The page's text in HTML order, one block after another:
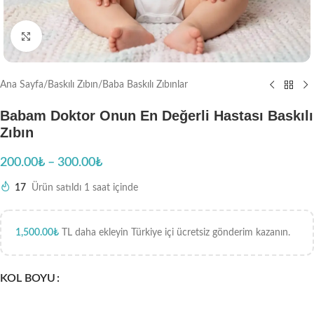
Büyütmek için tıklayın
Ana Sayfa/ Baskılı Zıbın/ Baba Baskılı Zıbınlar
Babam Doktor Onun En Değerli Hastası Baskılı
Zıbın
200.00₺ – 300.00₺
17 Ürün satıldı 1 saat içinde
1,500.00₺ TL daha ekleyin Türkiye içi ücretsiz gönderim kazanın.
KOL BOYU